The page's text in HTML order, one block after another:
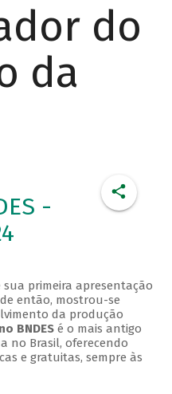
do
da
-
sua primeira apresentação
então, mostrou-se
da produção
BNDESé o mais antigo
no Brasil, oferecendo
e gratuitas, sempre às